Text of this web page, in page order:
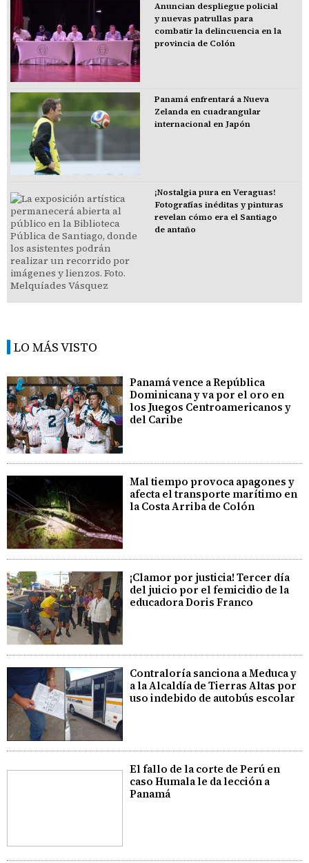
Anuncian despliegue policial
y nuevas patrullas para
combatir la delincuencia en la
provincia de Colón
Panamá enfrentará a Nueva
Zelanda en cuadrangular
internacional en Japón
¡Nostalgia pura en Veraguas!
Fotografías inéditas y pinturas
revelan cómo era el Santiago
de antaño
LO MÁS VISTO
Panamá vence a República
Dominicana y va por el oro en
los Juegos Centroamericanos y
del Caribe
Mal tiempo provoca apagones y
afecta el transporte marítimo en
la Costa Arriba de Colón
¡Clamor por justicia! Tercer día
del juicio por el femicidio de la
educadora Doris Franco
Contraloría sanciona a Meduca y
a la Alcaldía de Tierras Altas por
uso indebido de autobús escolar
El fallo de la corte de Perú en
caso Humala le da lección a
Panamá